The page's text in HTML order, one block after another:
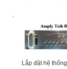
Lắp đặt hệ